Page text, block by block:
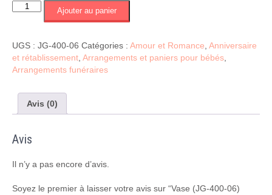
quantité
(JG-
400-
06)
Ajouter au panier
UGS : JG-400-06 Catégories : Amour et Romance Anniversaire
et rétablissement Arrangements et paniers pour bébés
Arrangements funéraires
Avis (0)
Avis
Il n’y a pas encore d’avis.
Soyez le premier à laisser votre avis sur “Vase (JG-400-06)